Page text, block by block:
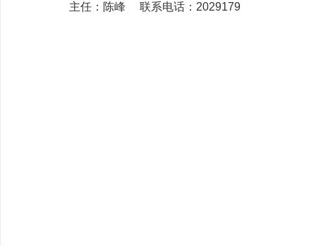
主任：陈峰 联系电话：2029179